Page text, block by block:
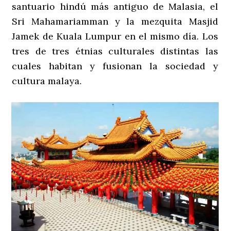
santuario hindú más antiguo de Malasia, el
Sri Mahamariamman y la mezquita Masjid
Jamek de Kuala Lumpur en el mismo día. Los
tres de tres étnias culturales distintas las
cuales habitan y fusionan la sociedad y
cultura malaya.